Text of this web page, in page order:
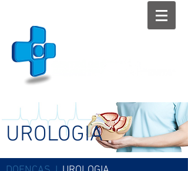
UROLOGIA